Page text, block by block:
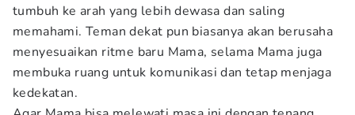
tumbuh ke arah yang lebih dewasa dan saling
memahami. Teman dekat pun biasanya akan berusaha
menyesuaikan ritme baru Mama, selama Mama juga
membuka ruang untuk komunikasi dan tetap menjaga
kedekatan.